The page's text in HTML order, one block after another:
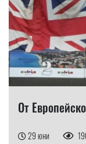
От
29 юни